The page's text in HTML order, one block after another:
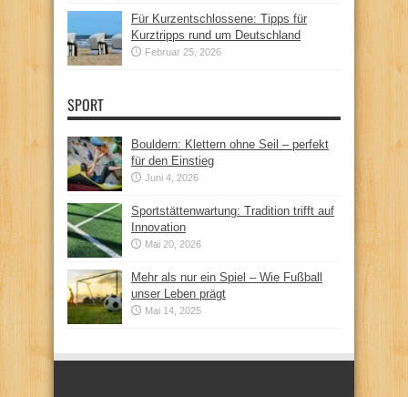
Für Kurzentschlossene: Tipps für
Kurztripps rund um Deutschland
Februar 25, 2026
SPORT
Bouldern: Klettern ohne Seil – perfekt
für den Einstieg
Juni 4, 2026
Sportstättenwartung: Tradition trifft auf
Innovation
Mai 20, 2026
Mehr als nur ein Spiel – Wie Fußball
unser Leben prägt
Mai 14, 2025